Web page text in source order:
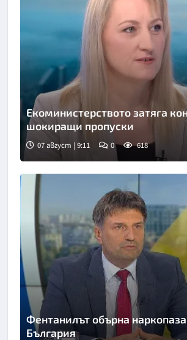
Снимка: бТВ
Екоминистерството затяга
шокиращи пропуски
07 август | 9:11 0 618
Фентанилът обърна
България